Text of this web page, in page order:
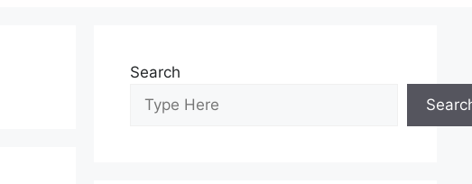
Search